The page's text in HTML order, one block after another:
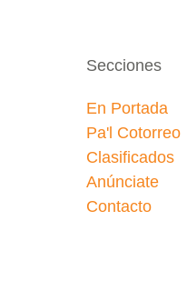
Secciones
En Portada
Pa'l Cotorreo
Clasificados
Anúnciate
Contacto